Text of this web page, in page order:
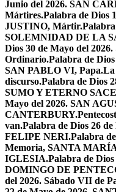
Junio del 2026. SAN
Mártires.Palabra de Dios
JUSTINO, Mártir.
SOLEMNIDAD DE LA
Dios 30 de Mayo del
Ordinario.Palabra de
SAN PABLO VI, Papa.La
discurso.Palabra de Dios
SUMO Y ETERNO
Mayo del 2026. SAN
CANTERBURY.
van.Palabra de Dios 26
FELIPE NERI.Palabra
Memoria, SANTA
IGLESIA.Palabra de
DOMINGO DE
del 2026. Sábado VII de